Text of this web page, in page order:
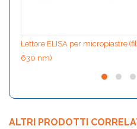
Lettore ELISA per micropiastre
630 nm)
ALTRI PRODOTTI